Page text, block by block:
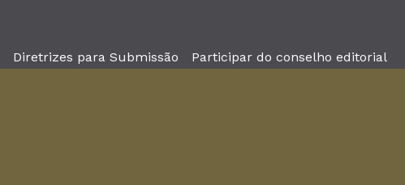
Diretrizes para Submissão Participar do conselho editorial